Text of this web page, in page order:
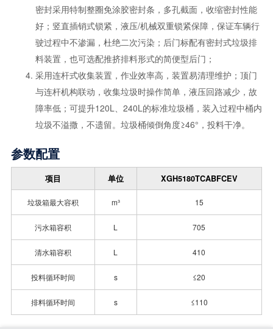
密封采用特制整圈免涂胶密封条，多孔截面，收缩密封性能
好；竖直插销式锁紧，液压/机械双重锁紧保障，保证车辆行
驶过程中不渗漏，杜绝二次污染；后门标配有密封式垃圾排
料装置，也可选配推挤排料形式的简便型后门；
采用连杆式收集装置，作业效率高，装置易清理维护；顶门
与连杆机构联动，收集垃圾时操作简单，液压回路减少，故
障率低；可提升120L、240L的标准垃圾桶，装入过程中桶内
垃圾不溢撒，不遗留。垃圾桶倾倒角度≥46°，投料干净。
参数配置
项目 单位 XGH5180TCABFCEV
垃圾箱最大容积 m³ 15
污水箱容积 L 705
清水箱容积 L 410
投料循环时间 s ≤20
排料循环时间 s ≤110